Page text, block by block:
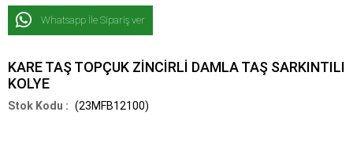
Whatsapp İle Sipariş ver
KARE TAŞ TOPÇUK ZİNCİRLİ DAMLA TAŞ SARKINTILI
KOLYE
(23MFB12100)